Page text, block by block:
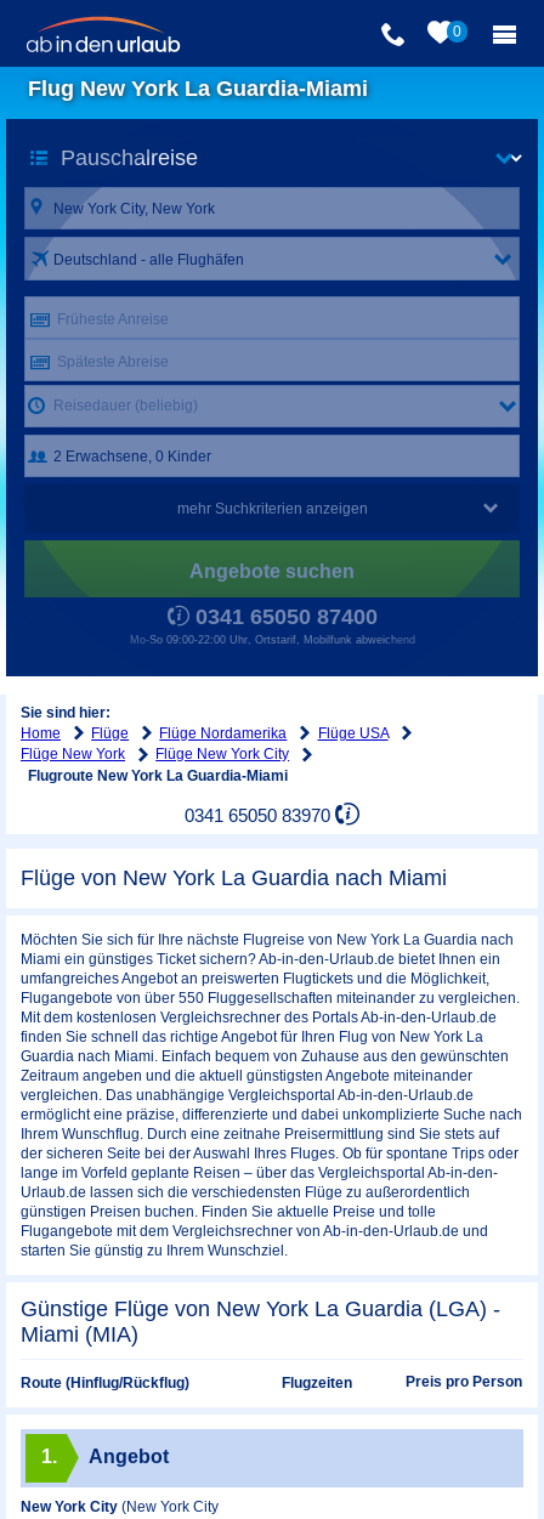
0
Flug New York La Guardia-Miami
Deutschland - alle Flughäfen
Früheste Anreise
Späteste Abreise
Reisedauer (beliebig)
mehr Suchkriterien anzeigen
Angebote suchen
0341 65050 87400
Mo-So 09:00-22:00 Uhr, Ortstarif, Mobilfunk abweichend
Sie sind hier:
Home
Flüge Flüge Nordamerika
Flüge USA
Flüge New York
Flüge New York City
Flugroute New York La Guardia-Miami
0341 65050 83970
Flüge von New York La Guardia nach Miami
Möchten Sie sich für Ihre nächste Flugreise von New York La Guardia nach
Miami ein günstiges Ticket sichern? Ab-in-den-Urlaub.de bietet Ihnen ein
umfangreiches Angebot an preiswerten Flugtickets und die Möglichkeit,
Flugangebote von über 550 Fluggesellschaften miteinander zu vergleichen.
Mit dem kostenlosen Vergleichsrechner des Portals Ab-in-den-Urlaub.de
finden Sie schnell das richtige Angebot für Ihren Flug von New York La
Guardia nach Miami. Einfach bequem von Zuhause aus den gewünschten
Zeitraum angeben und die aktuell günstigsten Angebote miteinander
vergleichen. Das unabhängige Vergleichsportal Ab-in-den-Urlaub.de
ermöglicht eine präzise, differenzierte und dabei unkomplizierte Suche nach
Ihrem Wunschflug. Durch eine zeitnahe Preisermittlung sind Sie stets auf
der sicheren Seite bei der Auswahl Ihres Fluges. Ob für spontane Trips oder
lange im Vorfeld geplante Reisen – über das Vergleichsportal Ab-in-den-
Urlaub.de lassen sich die verschiedensten Flüge zu außerordentlich
günstigen Preisen buchen. Finden Sie aktuelle Preise und tolle
Flugangebote mit dem Vergleichsrechner von Ab-in-den-Urlaub.de und
starten Sie günstig zu Ihrem Wunschziel.
Günstige Flüge von New York La Guardia (LGA) -
Miami (MIA)
Route (Hinflug/Rückflug) Flugzeiten Preis pro Person
1. Angebot
New York City (New York City